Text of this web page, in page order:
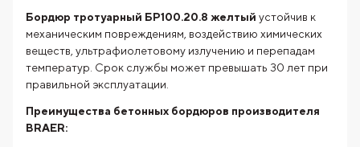
Бордюр тротуарный БР100.20.8 желтый устойчив к
механическим повреждениям, воздействию химических
веществ, ультрафиолетовому излучению и перепадам
температур. Срок службы может превышать 30 лет при
правильной эксплуатации.
Преимущества бетонных бордюров производителя
BRAER: